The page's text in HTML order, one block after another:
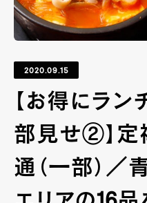
2020.09.15
【お得にラ
部見せ②】定
通（一部）／